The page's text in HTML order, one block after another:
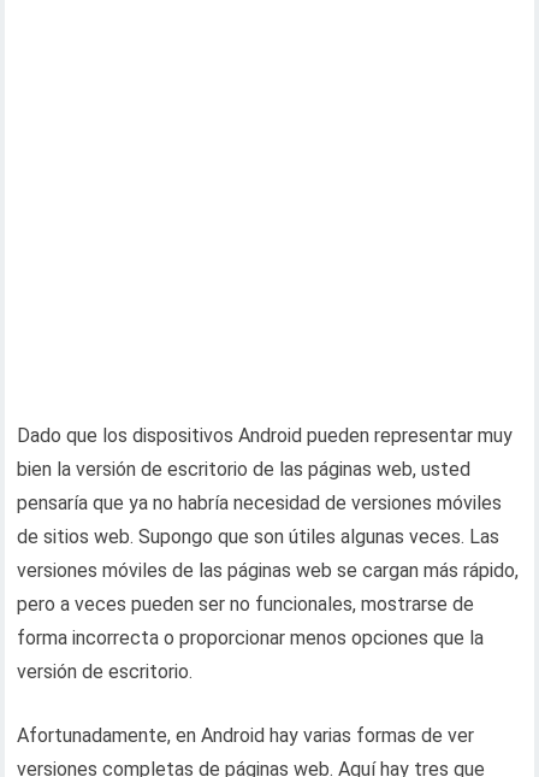
Dado que los dispositivos Android pueden representar muy
bien la versión de escritorio de las páginas web, usted
pensaría que ya no habría necesidad de versiones móviles
de sitios web. Supongo que son útiles algunas veces. Las
versiones móviles de las páginas web se cargan más rápido,
pero a veces pueden ser no funcionales, mostrarse de
forma incorrecta o proporcionar menos opciones que la
versión de escritorio.
Afortunadamente, en Android hay varias formas de ver
versiones completas de páginas web. Aquí hay tres que